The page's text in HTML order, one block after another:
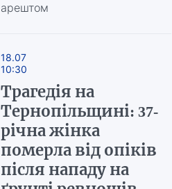
арештом
18.07
10:30
Трагедія на
Тернопільщині: 37-
річна жінка
померла від опіків
після нападу на